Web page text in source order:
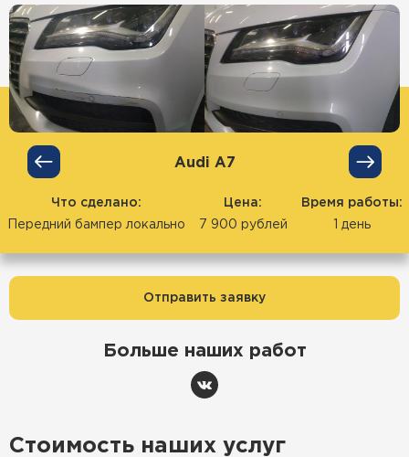
Audi А7
Что сделано:
Передний бампер локально
Цена:
7 900 рублей
Время работы:
1 день
Отправить заявку
Больше наших работ
Стоимость наших услуг